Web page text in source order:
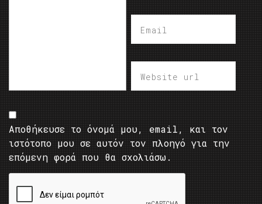
Αποθήκευσε το όνομά μου, email, και τον
ιστότοπο μου σε αυτόν τον πλοηγό για την
επόμενη φορά που θα σχολιάσω.